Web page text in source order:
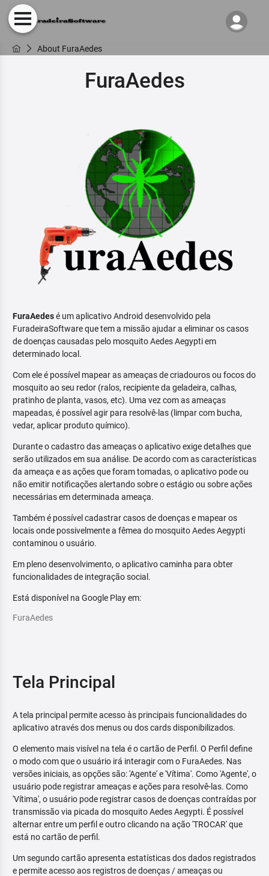
About FuraAedes
FuraAedes
FuraAedesé um aplicativo Android desenvolvido pela
FuradeiraSoftware que tem a missão ajudar a eliminar os casos
de doenças causadas pelo mosquito Aedes Aegypti em
determinado local.
Com ele é possível mapear as ameaças de criadouros ou focos do
mosquito ao seu redor (ralos, recipiente da geladeira, calhas,
pratinho de planta, vasos, etc). Uma vez com as ameaças
mapeadas, é possível agir para resolvê-las (limpar com bucha,
vedar, aplicar produto químico).
Durante o cadastro das ameaças o aplicativo exige detalhes que
serão utilizados em sua análise. De acordo com as características
da ameaça e as ações que foram tomadas, o aplicativo pode ou
não emitir notificações alertando sobre o estágio ou sobre ações
necessárias em determinada ameaça.
Também é possível cadastrar casos de doenças e mapear os
locais onde possivelmente a fêmea do mosquito Aedes Aegypti
contaminou o usuário.
Em pleno desenvolvimento, o aplicativo caminha para obter
funcionalidades de integração social.
Está disponível na Google Play em:
FuraAedes
Tela Principal
A tela principal permite acesso às principais funcionalidades do
aplicativo através dos menus ou dos cards disponibilizados.
O elemento mais visível na tela é o cartão de Perfil. O Perfil define
o modo com que o usuário irá interagir com o FuraAedes. Nas
versões iniciais, as opções são: 'Agente' e 'Vítima'. Como 'Agente', o
usuário pode registrar ameaças e ações para resolvê-las. Como
'Vítima', o usuário pode registrar casos de doenças contraídas por
transmissão via picada do mosquito Aedes Aegypti. É possível
alternar entre um perfil e outro clicando na ação 'TROCAR' que
está no cartão de perfil.
Um segundo cartão apresenta estatísticas dos dados registrados
e permite acesso aos registros de doenças / ameaças ou